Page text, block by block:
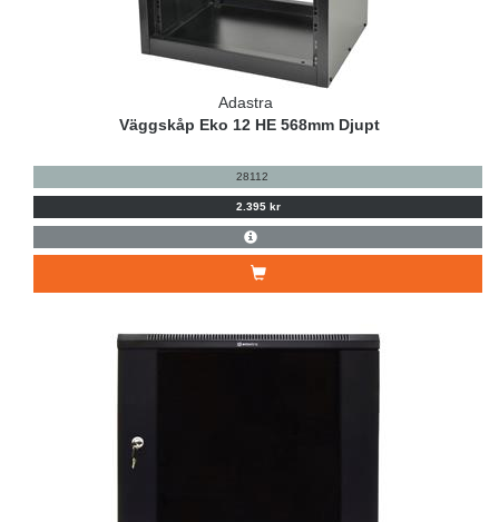
Adastra
Väggskåp Eko 12 HE 568mm Djupt
28112
2.395 kr